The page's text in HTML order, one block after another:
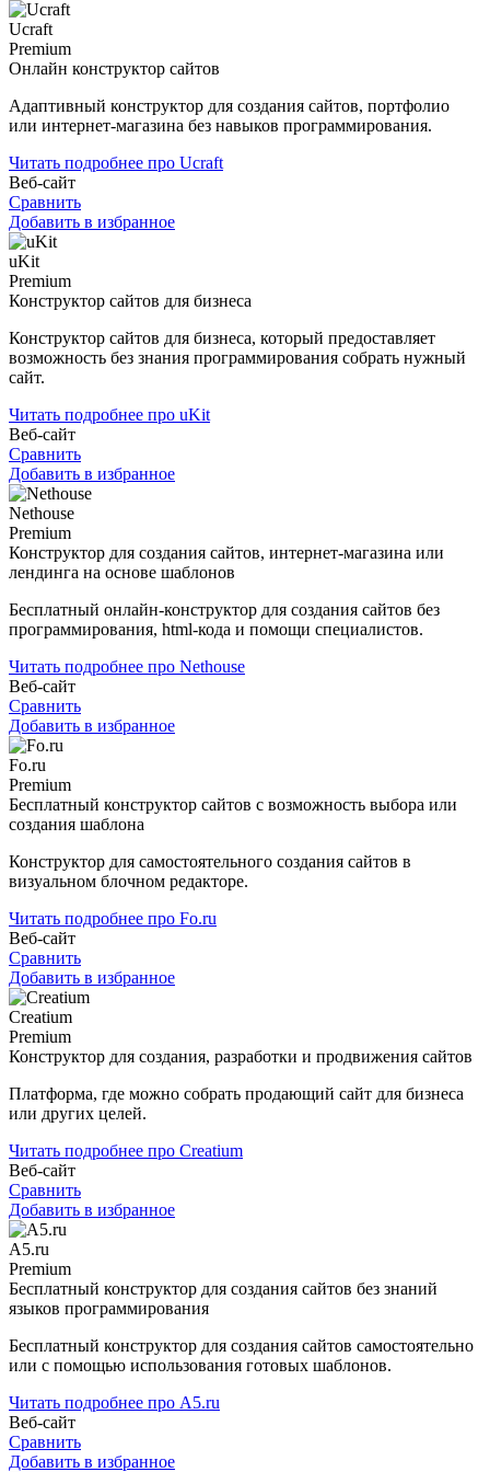
Ucraft
Premium
Онлайн конструктор сайтов
Адаптивный конструктор для создания сайтов, портфолио
или интернет-магазина без навыков программирования.
Читать подробнее про Ucraft
Веб-сайт
Сравнить
Добавить в избранное
uKit
Premium
Конструктор сайтов для бизнеса
Конструктор сайтов для бизнеса, который предоставляет
возможность без знания программирования собрать нужный
сайт.
Читать подробнее про uKit
Веб-сайт
Сравнить
Добавить в избранное
Nethouse
Premium
Конструктор для создания сайтов, интернет-магазина или
лендинга на основе шаблонов
Бесплатный онлайн-конструктор для создания сайтов без
программирования, html-кода и помощи специалистов.
Читать подробнее про Nethouse
Веб-сайт
Сравнить
Добавить в избранное
Fo.ru
Premium
Бесплатный конструктор сайтов с возможность выбора или
создания шаблона
Конструктор для самостоятельного создания сайтов в
визуальном блочном редакторе.
Читать подробнее про Fo.ru
Веб-сайт
Сравнить
Добавить в избранное
Creatium
Premium
Конструктор для создания, разработки и продвижения сайтов
Платформа, где можно собрать продающий сайт для бизнеса
или других целей.
Читать подробнее про Creatium
Веб-сайт
Сравнить
Добавить в избранное
A5.ru
Premium
Бесплатный конструктор для создания сайтов без знаний
языков программирования
Бесплатный конструктор для создания сайтов самостоятельно
или с помощью использования готовых шаблонов.
Читать подробнее про A5.ru
Веб-сайт
Сравнить
Добавить в избранное